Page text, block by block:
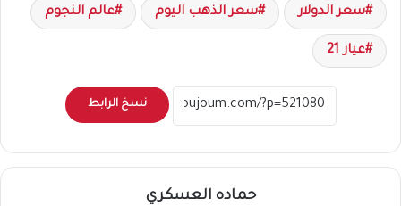
سعر الدولار سعر الذهب اليوم عالم النجوم
عيار 21
نسخ الرابط
حماده العسكري